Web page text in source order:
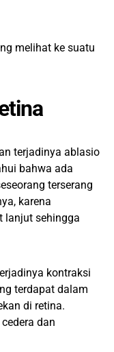
melihat ke suatu
terjadinya ablasio
bahwa ada
terserang
karena
lanjut sehingga
kontraksi
terdapat dalam
di retina.
dan